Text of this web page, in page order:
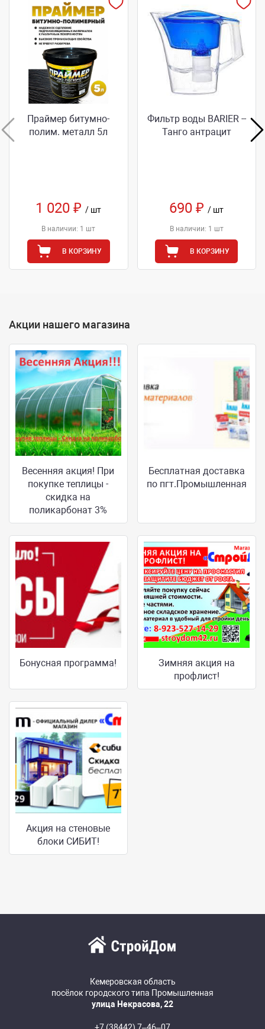
Праймер битумно-
полим. металл 5л
1 020 ₽/ шт
В наличии: 1 шт
В КОРЗИНУ
Фильтр воды BARIER --
Танго антрацит
690 ₽/ шт
В наличии: 1 шт
В КОРЗИНУ
Акции нашего магазина
Весенняя акция! При
покупке теплицы -
скидка на
поликарбонат 3%
Бесплатная доставка
по пгт.Промышленная
Бонусная программа!
Зимняя акция на
профлист!
Акция на стеновые
блоки СИБИТ!
Кемеровская область
посёлок городского типа Промышленная
улица Некрасова, 22